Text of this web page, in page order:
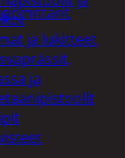
ja lukitteet
ja